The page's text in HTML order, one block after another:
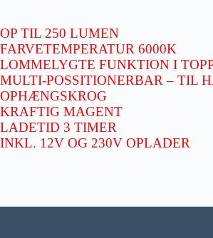
OP TIL 250 LUMEN
FARVETEMPERATUR 6000K
LOMMELYGTE FUNKTION I
MULTI-POSSITIONERBAR – TIL
OPHÆNGSKROG
KRAFTIG MAGENT
LADETID 3 TIMER
INKL. 12V OG 230V OPLADER